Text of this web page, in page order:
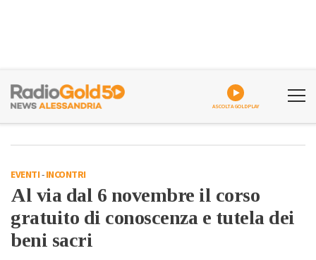
ASCOLTA GOLDPLAY
EVENTI-INCONTRI
Al via dal 6 novembre il corso
gratuito di conoscenza e tutela dei
beni sacri